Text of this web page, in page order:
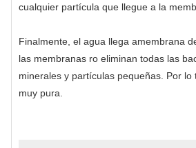
cualquier partícula que llegue a la
Finalmente, el agua llega amembrana
las membranas ro eliminan todas las
minerales y partículas pequeñas. Por lo
muy pura.